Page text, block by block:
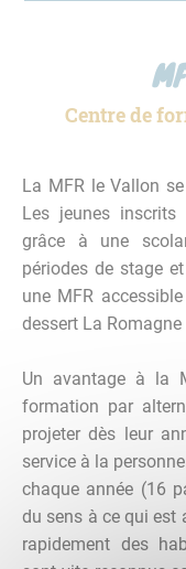
Centre de
La MFR le Vallon
Les jeunes inscrits
grâce à une
périodes de stage
une MFR
dessert La
Un avantage à la
formation par
projeter dès leur
service à la
chaque année (16
du sens à ce qui est
rapidement des